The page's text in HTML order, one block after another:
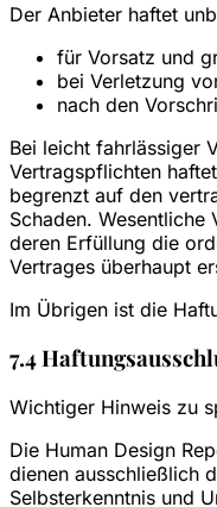
Der Anbieter haftet
für Vorsatz und
bei Verletzung
nach den
Bei leicht fahrlässiger
Vertragspflichten
begrenzt auf den
Schaden.
deren Erfüllung die
Vertrages überhaupt
Im Übrigen ist die
7.4
Wichtiger Hinweis zu
Die Human Design
dienen ausschließlich
Selbsterkenntnis und